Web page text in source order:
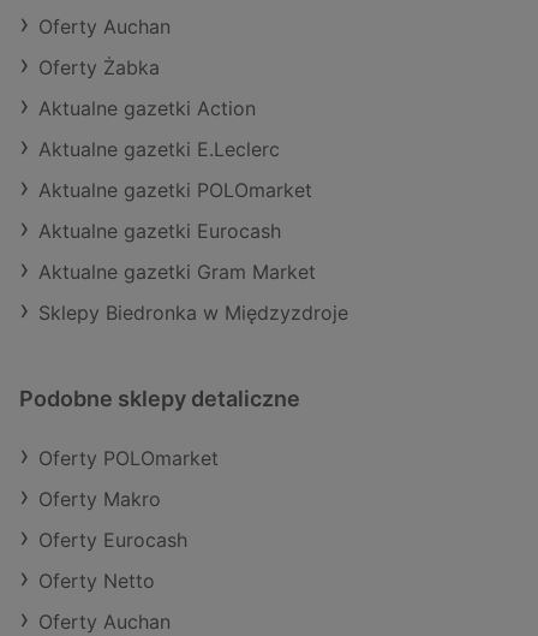
Oferty Auchan
Oferty Żabka
Aktualne gazetki Action
Aktualne gazetki E.Leclerc
Aktualne gazetki POLOmarket
Aktualne gazetki Eurocash
Aktualne gazetki Gram Market
Sklepy Biedronka w Międzyzdroje
Podobne sklepy detaliczne
Oferty POLOmarket
Oferty Makro
Oferty Eurocash
Oferty Netto
Oferty Auchan